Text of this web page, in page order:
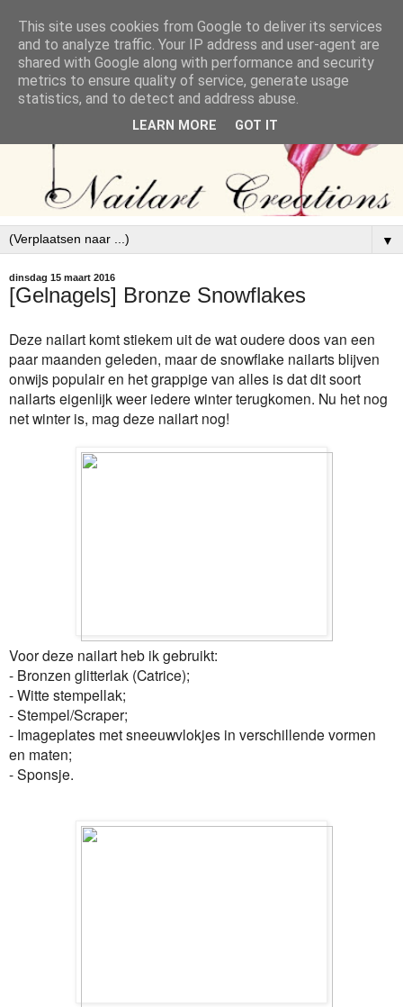
▼
dinsdag 15 maart 2016
[Gelnagels] Bronze Snowflakes
Deze nailart komt stiekem uit de wat oudere doos van een
paar maanden geleden, maar de snowflake nailarts blijven
onwijs populair en het grappige van alles is dat dit soort
nailarts eigenlijk weer iedere winter terugkomen. Nu het nog
net winter is, mag deze nailart nog!
Voor deze nailart heb ik gebruikt:
- Bronzen glitterlak (Catrice);
- Witte stempellak;
- Stempel/Scraper;
- Imageplates met sneeuwvlokjes in verschillende vormen
en maten;
- Sponsje.
This site uses cookies from Google to deliver its services
and to analyze traffic. Your IP address and user-agent are
shared with Google along with performance and security
metrics to ensure quality of service, generate usage
statistics, and to detect and address abuse.
LEARN MORE GOT IT